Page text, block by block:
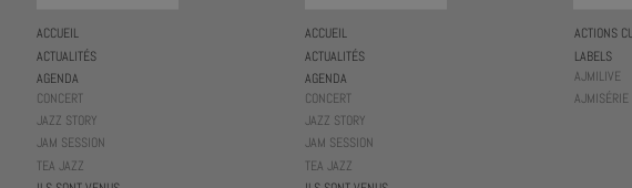
ACCUEIL
ACTUALITÉS
AGENDA
CONCERT
JAZZ STORY
JAM SESSION
TEA JAZZ
ACCUEIL
ACTUALITÉS
AGENDA
CONCERT
JAZZ STORY
JAM SESSION
TEA JAZZ
ACTIONS
LABELS
AJMILIVE
AJMISÉRIE